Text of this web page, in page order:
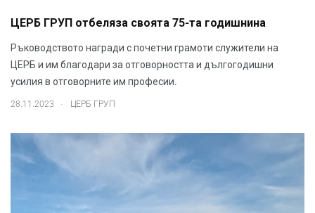
ЦЕРБ ГРУП отбеляза своята 75-та годишнина
Ръководството награди с почетни грамоти служители на
ЦЕРБ и им благодари за отговорността и дългогодишни
усилия в отговорните им професии.
28.11.2023 . ЦЕРБ ГРУП